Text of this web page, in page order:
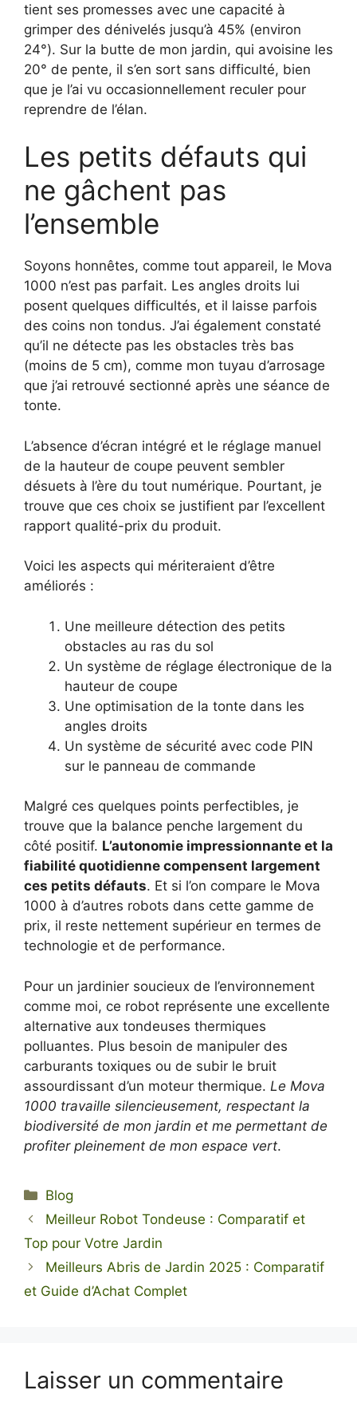
tient ses promesses avec une capacité à
grimper des dénivelés jusqu’à 45% (environ
24°). Sur la butte de mon jardin, qui avoisine les
20° de pente, il s’en sort sans difficulté, bien
que je l’ai vu occasionnellement reculer pour
reprendre de l’élan.
Les petits défauts qui
ne gâchent pas
l’ensemble
Soyons honnêtes, comme tout appareil, le Mova
1000 n’est pas parfait. Les angles droits lui
posent quelques difficultés, et il laisse parfois
des coins non tondus. J’ai également constaté
qu’il ne détecte pas les obstacles très bas
(moins de 5 cm), comme mon tuyau d’arrosage
que j’ai retrouvé sectionné après une séance de
tonte.
L’absence d’écran intégré et le réglage manuel
de la hauteur de coupe peuvent sembler
désuets à l’ère du tout numérique. Pourtant, je
trouve que ces choix se justifient par l’excellent
rapport qualité-prix du produit.
Voici les aspects qui mériteraient d’être
améliorés :
Une meilleure détection des petits
obstacles au ras du sol
Un système de réglage électronique de la
hauteur de coupe
Une optimisation de la tonte dans les
angles droits
Un système de sécurité avec code PIN
sur le panneau de commande
Malgré ces quelques points perfectibles, je
trouve que la balance penche largement du
côté positif. L’autonomie impressionnante et la
fiabilité quotidienne compensent largement
ces petits défauts. Et si l’on compare le Mova
1000 à d’autres robots dans cette gamme de
prix, il reste nettement supérieur en termes de
technologie et de performance.
Pour un jardinier soucieux de l’environnement
comme moi, ce robot représente une excellente
alternative aux tondeuses thermiques
polluantes. Plus besoin de manipuler des
carburants toxiques ou de subir le bruit
assourdissant d’un moteur thermique. Le Mova
1000 travaille silencieusement, respectant la
biodiversité de mon jardin et me permettant de
profiter pleinement de mon espace vert.
Catégories
Blog
Meilleur Robot Tondeuse : Comparatif et
Top pour Votre Jardin
Meilleurs Abris de Jardin 2025 : Comparatif
et Guide d’Achat Complet
Laisser un commentaire